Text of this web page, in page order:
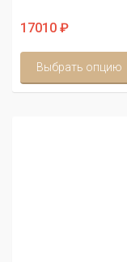
17010 ₽
Выбрать опцию